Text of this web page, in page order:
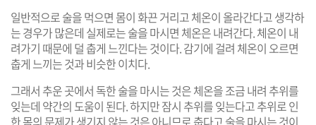
일반적으로 술을 먹으면 몸이 화끈 거리고 체온이 올라간다고 생각하
는 경우가 많은데 실제로는 술을 마시면 체온은 내려간다. 체온이 내
려가기 때문에 덜 춥게 느낀다는 것이다. 감기에 걸려 체온이 오르면
춥게 느끼는 것과 비슷한 이치다.
그래서 추운 곳에서 독한 술을 마시는 것은 체온을 조금 내려 추위를
잊는데 약간의 도움이 된다. 하지만 잠시 추위를 잊는다고 추위로 인
한 몸의 문제가 생기지 않는 것은 아니므로 춥다고 술을 마시는 것이